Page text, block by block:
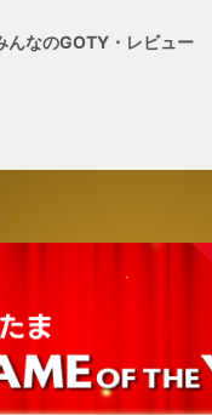
んなのGOTY・レビュー